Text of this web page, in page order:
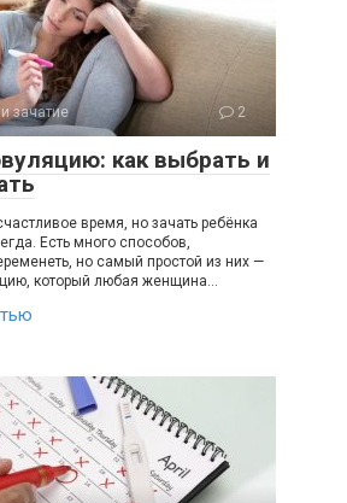
зачатие 2
как выбрать и
время, но зачать ребёнка
Есть много способов,
но самый простой из них —
который любая женщина…